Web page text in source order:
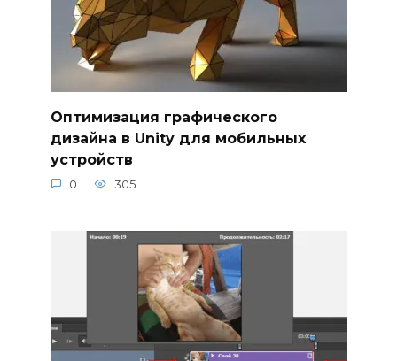
Оптимизация графического
дизайна в Unity для мобильных
устройств
0 305